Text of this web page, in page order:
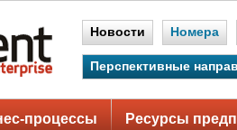
Новости Номера
Перспективные
процессы Ресурсы